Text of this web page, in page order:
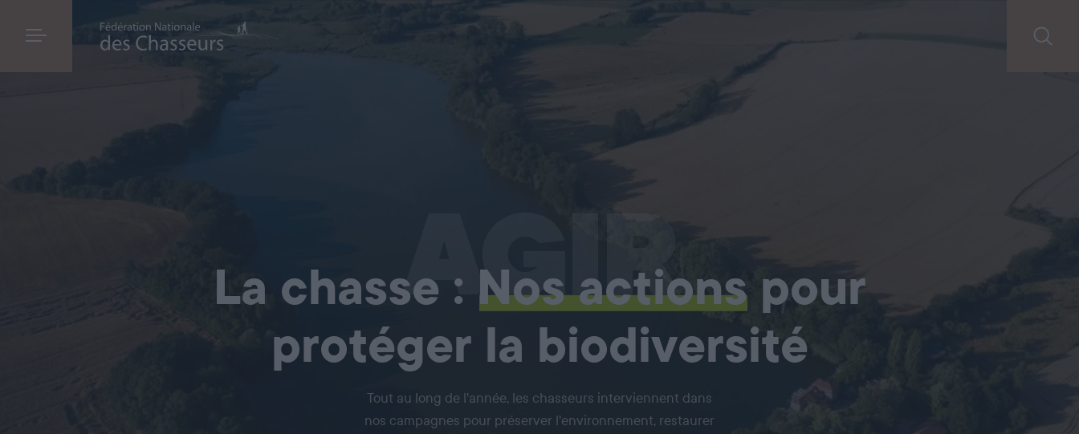
AGIR
La chasse : Nos actionspour
protéger la biodiversité
Tout au long de l'année, les chasseurs interviennent dans
nos campagnes pour préserver l'environnement, restaurer